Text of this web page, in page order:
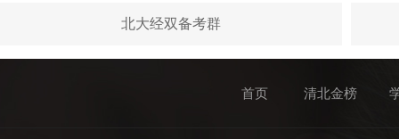
北大经双备考群
首页 清北金榜